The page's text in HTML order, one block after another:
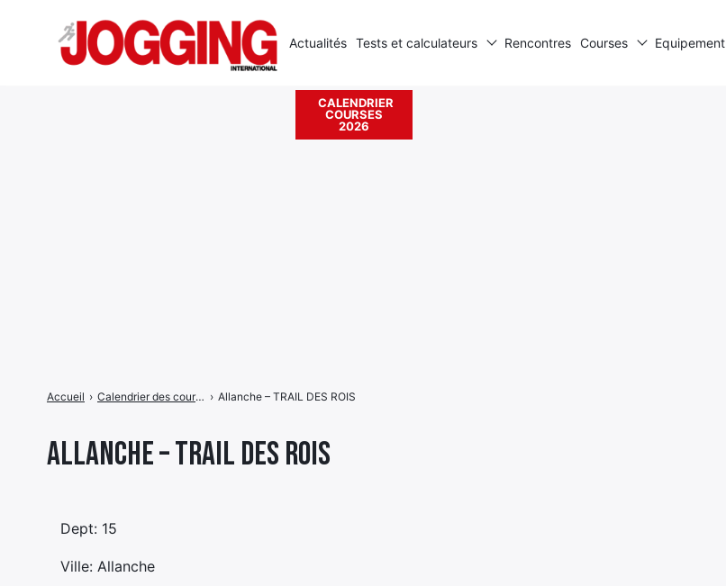
Allanche – TRAIL DES ROIS
Accueil › Calendrier des courses › Allanche – TRAIL DES ROIS
Dept: 15
Ville: Allanche
Actualités Tests et calculateurs Rencontres Courses Equipement
CALENDRIER
COURSES
2026
Rechercher